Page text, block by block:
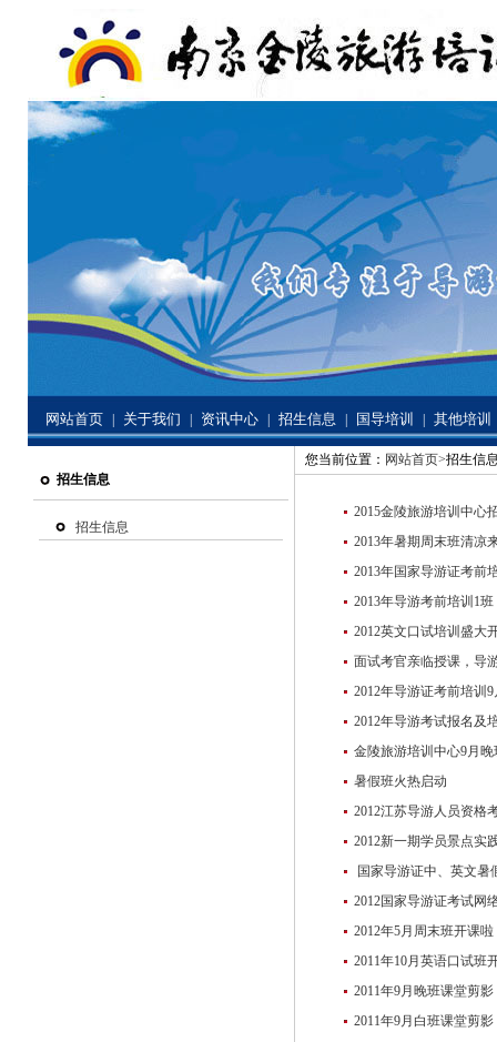
网站首页 关于我们 资讯中心 招生信息 国导培训 其他培训
招生信息
招生信息
您当前位置： 网站首页>招生信
2015金陵旅游培训中心
2013年暑期周末班清凉
2013年国家导游证考前
2013年导游考前培训1
2012英文口试培训盛大
面试考官亲临授课，导
2012年导游证考前培训
2012年导游考试报名及
金陵旅游培训中心9月
暑假班火热启动
2012江苏导游人员资格
2012新一期学员景点实
国家导游证中、英文暑
2012国家导游证考试网
2012年5月周末班开课啦
2011年10月英语口试班
2011年9月晚班课堂剪影
2011年9月白班课堂剪影